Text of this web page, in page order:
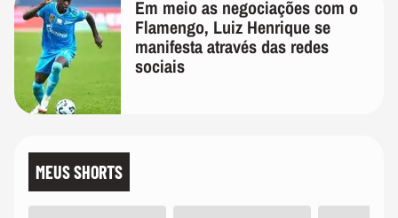
Em meio as negociações com o
Flamengo, Luiz Henrique se
manifesta através das redes
sociais
MEUS SHORTS